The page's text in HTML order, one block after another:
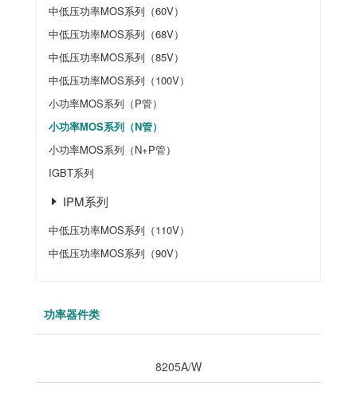
中低压功率MOS系列（60V）
中低压功率MOS系列（68V）
中低压功率MOS系列（85V）
中低压功率MOS系列（100V）
小功率MOS系列（P管）
小功率MOS系列（N管）
小功率MOS系列（N+P管）
IGBT系列
IPM系列
中低压功率MOS系列（110V）
中低压功率MOS系列（90V）
功率器件类
8205A/W